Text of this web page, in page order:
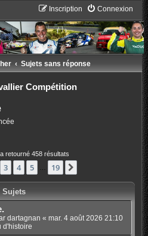
Connexion
Inscription
Sujets sans réponse
Compétition
retourné 458 résultats
19
3 4 5 19
Sujets
dartagnan « mar. 4 août 2026 21:10
d'histoire